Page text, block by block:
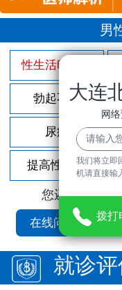
男
性生活时间短
勃起不坚
尿痛
提高性功能
您还可以拨打
在线问诊
就诊评
大连
网
我们将立即
机请直接输
拨打